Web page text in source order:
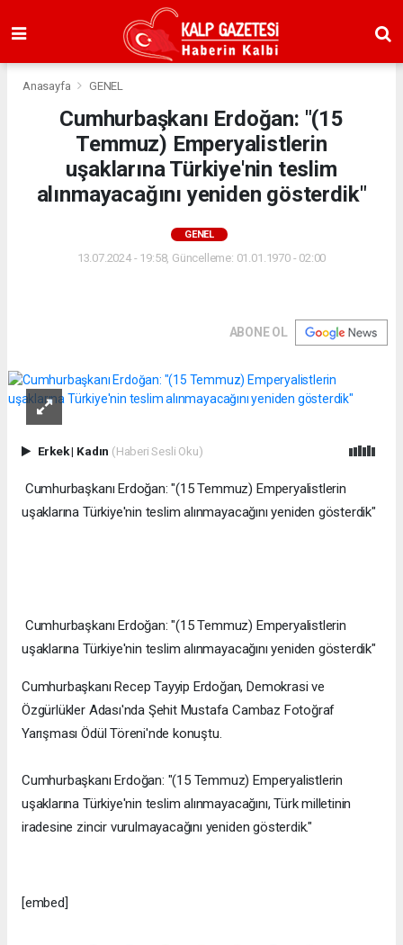
Anasayfa GENEL
Cumhurbaşkanı Erdoğan: "(15
Temmuz) Emperyalistlerin
uşaklarına Türkiye'nin teslim
alınmayacağını yeniden gösterdik"
GENEL
13.07.2024 - 19:58, Güncelleme: 01.01.1970 - 02:00
ABONE OL
Erkek| Kadın (Haberi Sesli Oku)
Cumhurbaşkanı Erdoğan: "(15 Temmuz) Emperyalistlerin
uşaklarına Türkiye'nin teslim alınmayacağını yeniden gösterdik"
Cumhurbaşkanı Erdoğan: "(15 Temmuz) Emperyalistlerin
uşaklarına Türkiye'nin teslim alınmayacağını yeniden gösterdik"
Cumhurbaşkanı Recep Tayyip Erdoğan, Demokrasi ve
Özgürlükler Adası'nda Şehit Mustafa Cambaz Fotoğraf
Yarışması Ödül Töreni'nde konuştu.
Cumhurbaşkanı Erdoğan: "(15 Temmuz) Emperyalistlerin
uşaklarına Türkiye'nin teslim alınmayacağını, Türk milletinin
iradesine zincir vurulmayacağını yeniden gösterdik."
[embed]